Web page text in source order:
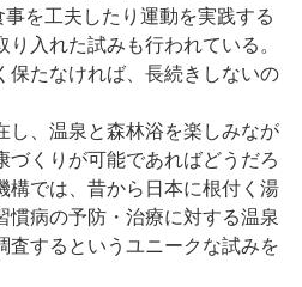
を工夫したり運動を実践する
入れた試みも行われている。
保たなければ、長続きしないの
、温泉と森林浴を楽しみなが
づくりが可能であればどうだろ
構では、昔から日本に根付く湯
慣病の予防・治療に対する温泉
査するというユニークな試みを